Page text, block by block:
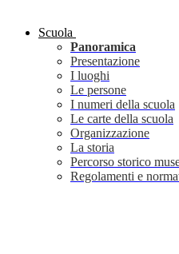
Scuola
Panoramica
Presentazione
I luoghi
Le persone
I numeri della scuola
Le carte della scuola
Organizzazione
La storia
Percorso storico
Regolamenti e